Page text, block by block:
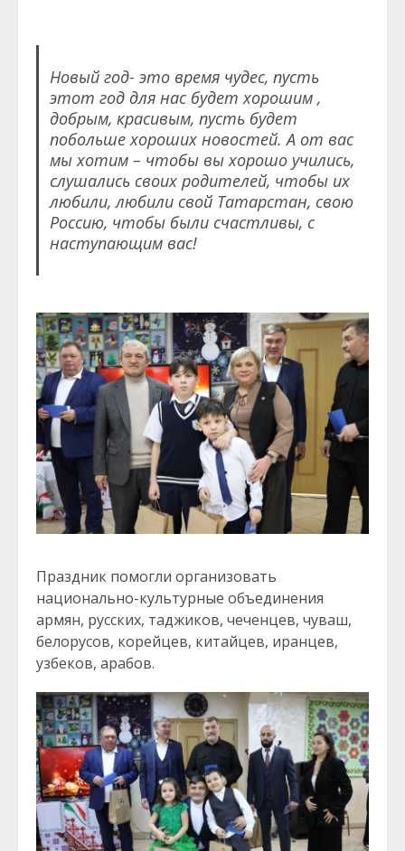
Новый год- это время чудес, пусть
этот год для нас будет хорошим ,
добрым, красивым, пусть будет
побольше хороших новостей. А от вас
мы хотим – чтобы вы хорошо учились,
слушались своих родителей, чтобы их
любили, любили свой Татарстан, свою
Россию, чтобы были счастливы, с
наступающим вас!
Праздник помогли организовать
национально-культурные объединения
армян, русских, таджиков, чеченцев, чуваш,
белорусов, корейцев, китайцев, иранцев,
узбеков, арабов.